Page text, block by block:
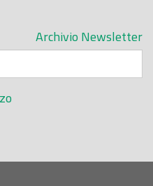
Archivio Newsletter